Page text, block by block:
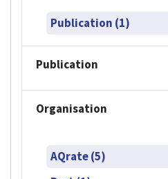
Publication (1)
Publication
Organisation
AQrate (5)